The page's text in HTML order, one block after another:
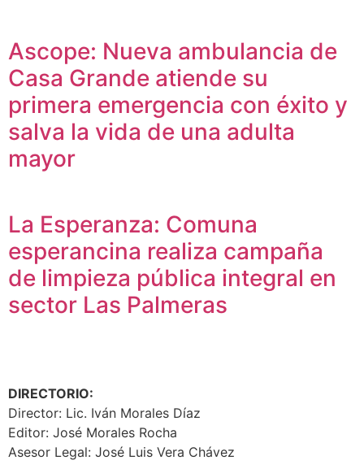
Ascope: Nueva ambulancia de
Casa Grande atiende su
primera emergencia con éxito y
salva la vida de una adulta
mayor
La Esperanza: Comuna
esperancina realiza campaña
de limpieza pública integral en
sector Las Palmeras
DIRECTORIO:
Director: Lic. Iván Morales Díaz
Editor: José Morales Rocha
Asesor Legal: José Luis Vera Chávez